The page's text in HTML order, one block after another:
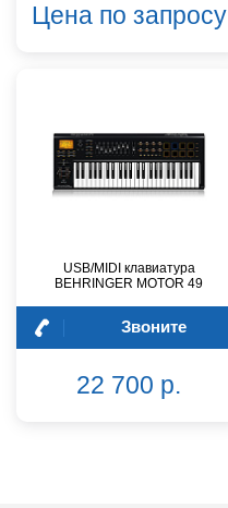
Цена по запросу
USB/MIDI клавиатура
BEHRINGER MOTOR 49
Звоните
22 700 р.